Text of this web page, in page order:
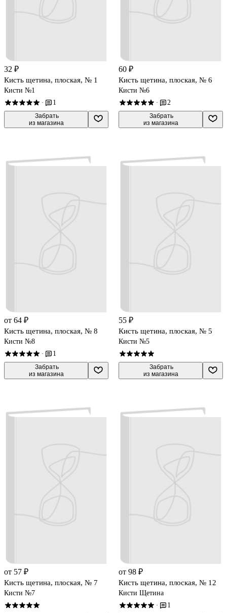
32 ₽
Кисть щетина, плоская, № 1
Кисти №1
· 1
Забрать
из магазина
60 ₽
Кисть щетина, плоская, № 6
Кисти №6
· 2
Забрать
из магазина
от 64 ₽
Кисть щетина, плоская, № 8
Кисти №8
· 1
Забрать
из магазина
55 ₽
Кисть щетина, плоская, № 5
Кисти №5
Забрать
из магазина
от 57 ₽
Кисть щетина, плоская, № 7
Кисти №7
от 98 ₽
Кисть щетина, плоская, № 12
Кисти Щетина
· 1